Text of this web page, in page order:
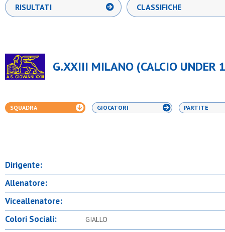
RISULTATI CLASSIFICHE
G.XXIII MILANO (CALCIO UNDER
SQUADRA GIOCATORI PARTITE
Dirigente:
Allenatore:
Viceallenatore:
Colori Sociali:
GIALLO